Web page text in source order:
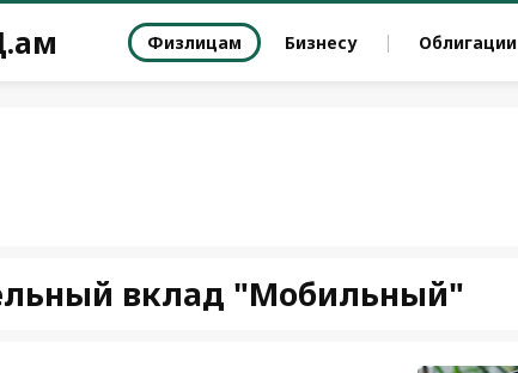
Физлицам Бизнесу Облигации
вклад "Мобильный"